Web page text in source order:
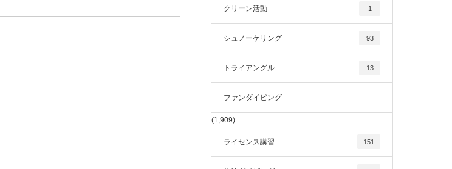
クリーン活動 1
シュノーケリング 93
トライアングル 13
ファンダイビング
(1,909)
ライセンス講習 151